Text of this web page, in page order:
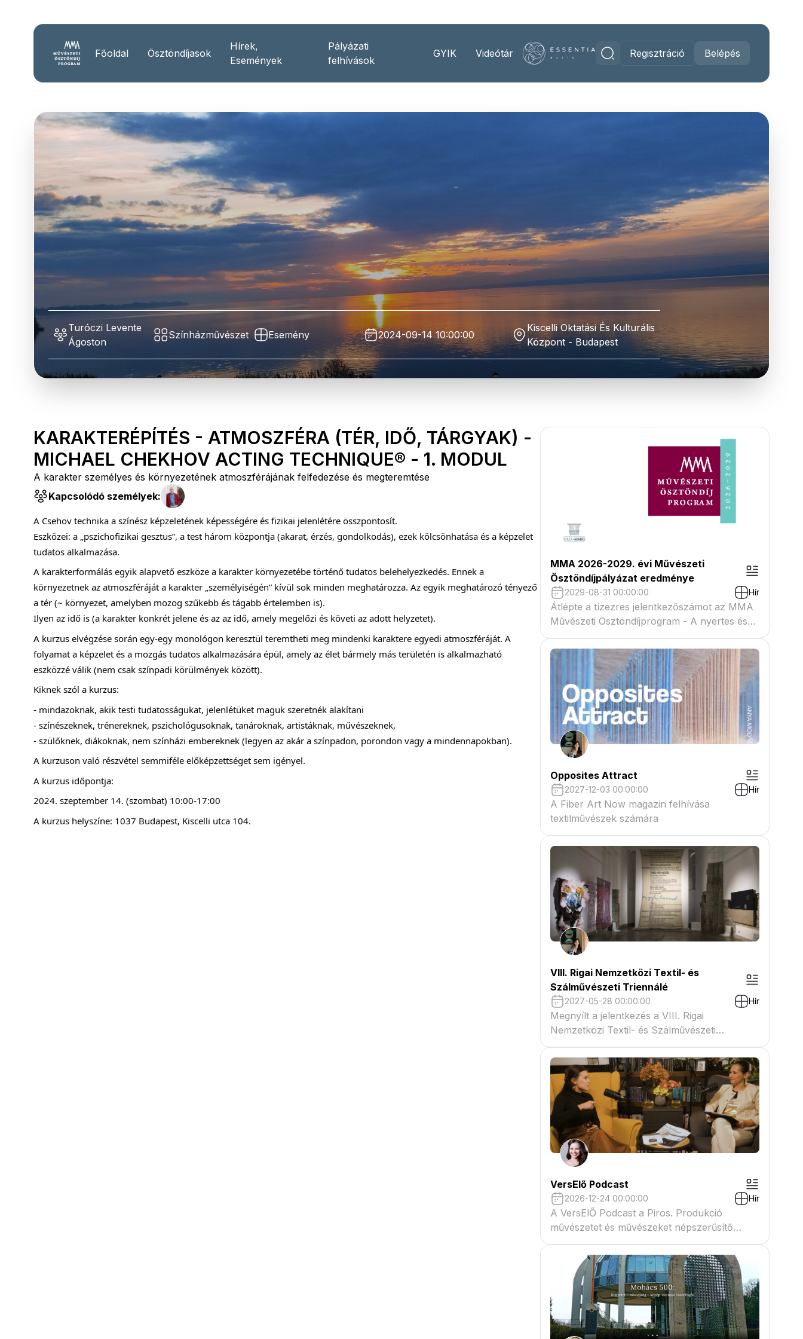
Főoldal Ösztöndíjasok
Hírek,
Események
Pályázati
felhívások
GYIK Videótár Regisztráció Belépés
Turóczi Levente
Ágoston
Színházművészet Esemény 2024-09-14 10:00:00
Kiscelli Oktatási És Kulturális
Központ - Budapest
KARAKTERÉPÍTÉS - ATMOSZFÉRA (TÉR, IDŐ, TÁRGYAK) -
MICHAEL CHEKHOV ACTING TECHNIQUE® - 1. MODUL
A karakter személyes és környezetének atmoszférájának felfedezése és megteremtése
Kapcsolódó személyek:
A Csehov technika a színész képzeletének képességére és fizikai jelenlétére összpontosít.
Eszközei: a „pszichofizikai gesztus”, a test három központja (akarat, érzés, gondolkodás), ezek kölcsönhatása és a képzelet
tudatos alkalmazása.
A karakterformálás egyik alapvető eszköze a karakter környezetébe történő tudatos belehelyezkedés. Ennek a
környezetnek az atmoszféráját a karakter „személyiségén” kívül sok minden meghatározza. Az egyik meghatározó tényező
a tér (~ környezet, amelyben mozog szűkebb és tágabb értelemben is).
Ilyen az idő is (a karakter konkrét jelene és az az idő, amely megelőzi és követi az adott helyzetet).
A kurzus elvégzése során egy-egy monológon keresztül teremtheti meg mindenki karaktere egyedi atmoszféráját. A
folyamat a képzelet és a mozgás tudatos alkalmazására épül, amely az élet bármely más területén is alkalmazható
eszközzé válik (nem csak színpadi körülmények között).
Kiknek szól a kurzus:
- mindazoknak, akik testi tudatosságukat, jelenlétüket maguk szeretnék alakítani
- színészeknek, trénereknek, pszichológusoknak, tanároknak, artistáknak, művészeknek,
- szülőknek, diákoknak, nem színházi embereknek (legyen az akár a színpadon, porondon vagy a mindennapokban).
A kurzuson való részvétel semmiféle előképzettséget sem igényel.
A kurzus időpontja:
2024. szeptember 14. (szombat) 10:00-17:00
A kurzus helyszíne: 1037 Budapest, Kiscelli utca 104.
MMA 2026-2029. évi Művészeti
Ösztöndíjpályázat eredménye
2029-08-31 00:00:00 Hír
Átlépte a tízezres jelentkezőszámot az MMA
Művészeti Ösztöndíjprogram - A nyertes és
tartaléklistás pályázók névsora megtekinthető
a csatolmányban
Opposites Attract
2027-12-03 00:00:00 Hír
A Fiber Art Now magazin felhívása
textilművészek számára
VIII. Rigai Nemzetközi Textil- és
Szálművészeti Triennálé
2027-05-28 00:00:00 Hír
Megnyílt a jelentkezés a VIII. Rigai
Nemzetközi Textil- és Szálművészeti
Triennáléra
VersElő Podcast
2026-12-24 00:00:00 Hír
A VersElŐ Podcast a Piros. Produkció
művészetet és művészeket népszerűsítő
beszélgető műsora